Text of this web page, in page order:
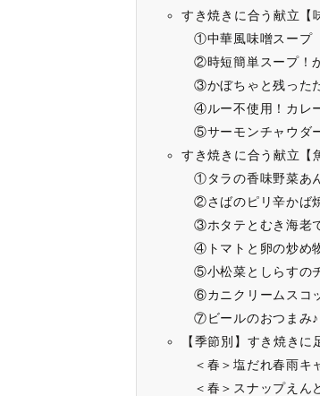
すき焼きに合う献立【
①中華風味噌スープ
②時短簡単スープ！
③かぼちゃと残った
④ルー不使用！カレ
⑤サーモンチャウダ
すき焼きに合う献立【
①タラの香味野菜あ
②さばのピリ辛かば
③ホタテとむき海老
④トマトと卵の炒め
⑤小松菜としらすの
⑥カニクリームスコ
⑦ビールのおつまみ♪
【季節別】すき焼き
＜春＞塩だれ春雨キ
＜春＞スナップえん